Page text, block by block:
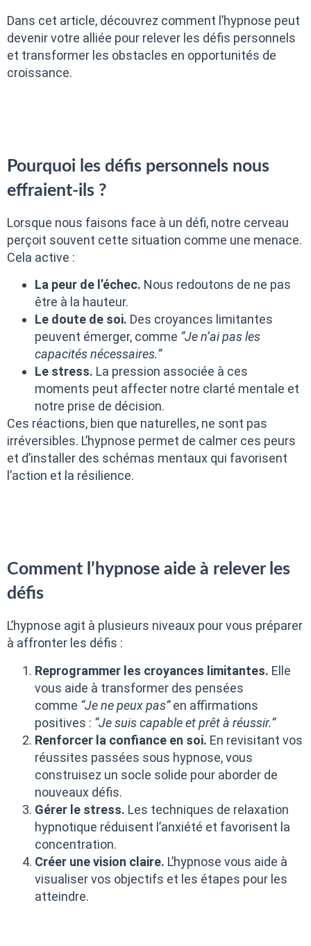
Dans cet article, découvrez comment l’hypnose peut
devenir votre alliée pour relever les défis personnels
et transformer les obstacles en opportunités de
croissance.
Pourquoi les défis personnels nous
effraient-ils ?
Lorsque nous faisons face à un défi, notre cerveau
perçoit souvent cette situation comme une menace.
Cela active :
La peur de l’échec. Nous redoutons de ne pas
être à la hauteur.
Le doute de soi. Des croyances limitantes
peuvent émerger, comme “Je n’ai pas les
capacités nécessaires.”
Le stress. La pression associée à ces
moments peut affecter notre clarté mentale et
notre prise de décision.
Ces réactions, bien que naturelles, ne sont pas
irréversibles. L’hypnose permet de calmer ces peurs
et d’installer des schémas mentaux qui favorisent
l’action et la résilience.
Comment l’hypnose aide à relever les
défis
L’hypnose agit à plusieurs niveaux pour vous préparer
à affronter les défis :
Reprogrammer les croyances limitantes. Elle
vous aide à transformer des pensées
comme “Je ne peux pas”en affirmations
positives : “Je suis capable et prêt à réussir.”
Renforcer la confiance en soi. En revisitant vos
réussites passées sous hypnose, vous
construisez un socle solide pour aborder de
nouveaux défis.
Gérer le stress. Les techniques de relaxation
hypnotique réduisent l’anxiété et favorisent la
concentration.
Créer une vision claire. L’hypnose vous aide à
visualiser vos objectifs et les étapes pour les
atteindre.